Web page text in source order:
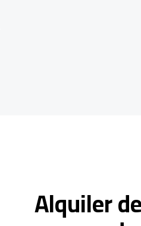
SUV -
Alquiler